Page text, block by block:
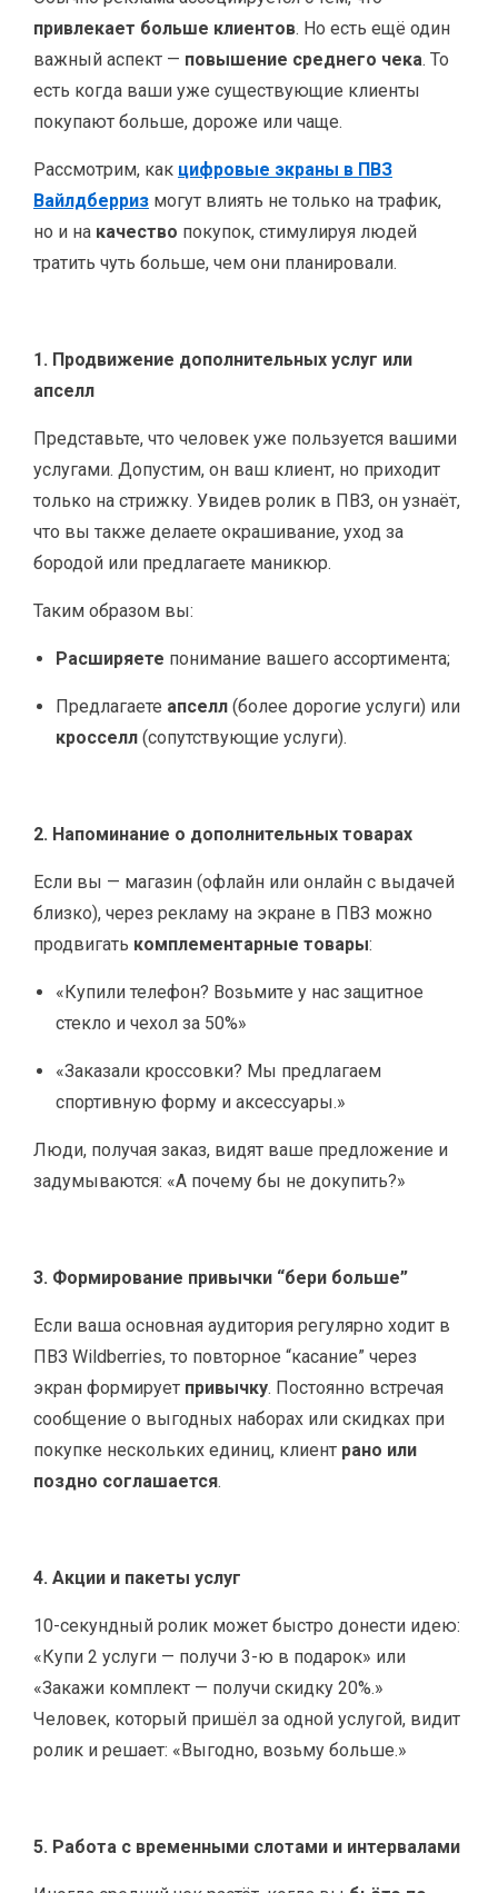
привлекает больше клиентов. Но есть ещё один
важный аспект — повышение среднего чека. То
есть когда ваши уже существующие клиенты
покупают больше, дороже или чаще.
Рассмотрим, как цифровые экраны в ПВЗ
Вайлдберриз могут влиять не только на трафик,
но и на качество покупок, стимулируя людей
тратить чуть больше, чем они планировали.
1. Продвижение дополнительных услуг или
апселл
Представьте, что человек уже пользуется вашими
услугами. Допустим, он ваш клиент, но приходит
только на стрижку. Увидев ролик в ПВЗ, он узнаёт,
что вы также делаете окрашивание, уход за
бородой или предлагаете маникюр.
Таким образом вы:
Расширяете понимание вашего ассортимента;
Предлагаете апселл (более дорогие услуги) или
кросселл (сопутствующие услуги).
2. Напоминание о дополнительных товарах
Если вы — магазин (офлайн или онлайн с выдачей
близко), через рекламу на экране в ПВЗ можно
продвигать комплементарные товары:
«Купили телефон? Возьмите у нас защитное
стекло и чехол за 50%»
«Заказали кроссовки? Мы предлагаем
спортивную форму и аксессуары.»
Люди, получая заказ, видят ваше предложение и
задумываются: «А почему бы не докупить?»
3. Формирование привычки “бери больше”
Если ваша основная аудитория регулярно ходит в
ПВЗ Wildberries, то повторное “касание” через
экран формирует привычку. Постоянно встречая
сообщение о выгодных наборах или скидках при
покупке нескольких единиц, клиент рано или
поздно соглашается.
4. Акции и пакеты услуг
10-секундный ролик может быстро донести идею:
«Купи 2 услуги — получи 3-ю в подарок» или
«Закажи комплект — получи скидку 20%.»
Человек, который пришёл за одной услугой, видит
ролик и решает: «Выгодно, возьму больше.»
5. Работа с временными слотами и интервалами